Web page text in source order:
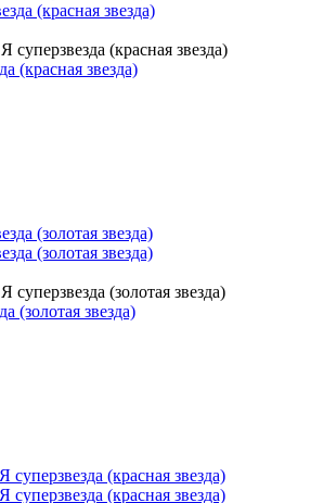
(красная звезда)
(красная звезда)
(золотая звезда)
(золотая звезда)